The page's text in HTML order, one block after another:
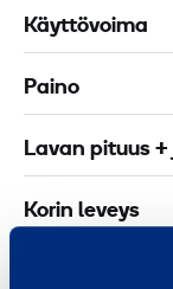
Käyttövoima
Paino
Lavan pituus
Korin leveys